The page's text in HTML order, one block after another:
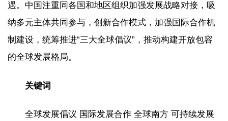
遇。中国注重同各国和地区组织加强发展战略对接，吸
纳多元主体共同参与，创新合作模式，加强国际合作机
制建设，统筹推进“三大全球倡议”，推动构建开放包容
的全球发展格局。
关键词
全球发展倡议 国际发展合作 全球南方 可持续发展